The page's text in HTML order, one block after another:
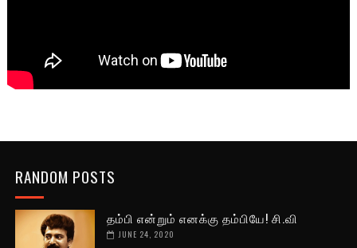
RANDOM POSTS
தம்பி என்றும் எனக்கு தம்பியே! சி.வி
JUNE 24, 2020